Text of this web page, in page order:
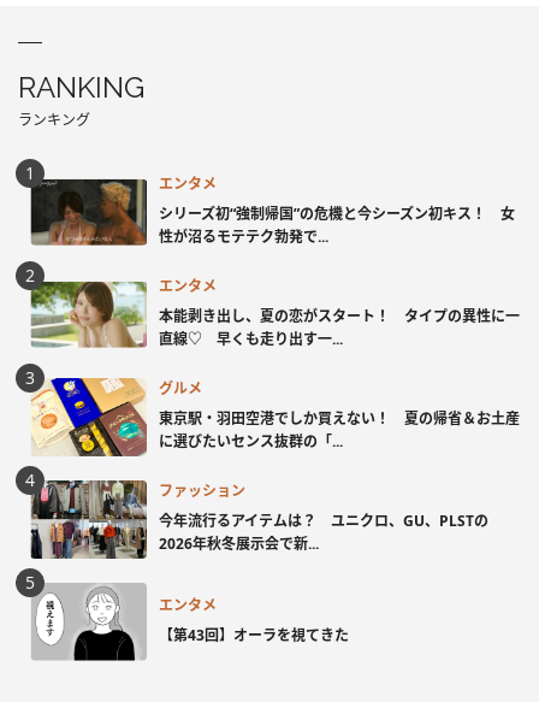
RANKING
ランキング
エンタメ
シリーズ初“強制帰国”の危機と今シーズン初キス！ 女
性が沼るモテテク勃発で...
エンタメ
本能剥き出し、夏の恋がスタート！ タイプの異性に一
直線♡ 早くも走り出す一...
グルメ
東京駅・羽田空港でしか買えない！ 夏の帰省＆お土産
に選びたいセンス抜群の「...
ファッション
今年流行るアイテムは？ ユニクロ、GU、PLSTの
2026年秋冬展示会で新...
エンタメ
【第43回】オーラを視てきた